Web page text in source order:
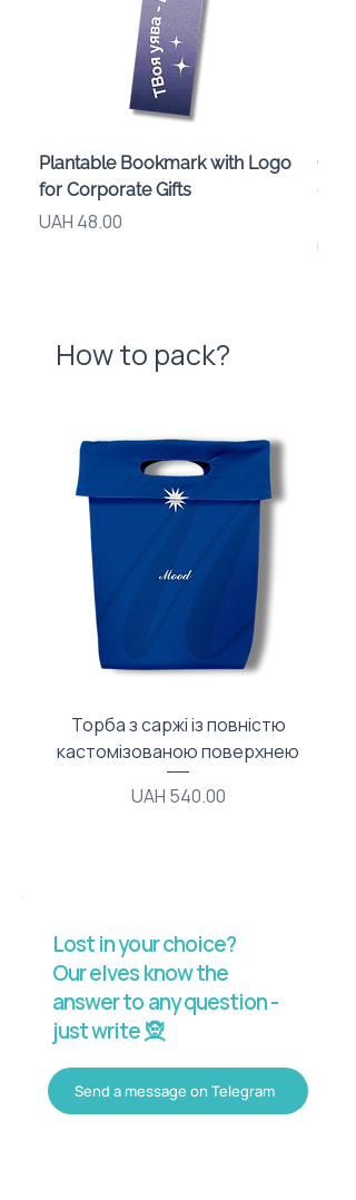
Plantable Bookmark with Logo
for Corporate Gifts
Price
UAH 48.00
Price
UAH
How to pack?
Торба з саржі із повністю
кастомізованою поверхнею
Price
UAH 540.00
Lost in your choice?
Our elves know the
answer to any question -
just write 🧝
Send a message on Telegram